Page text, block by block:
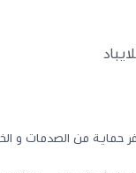
بكفر حماية من